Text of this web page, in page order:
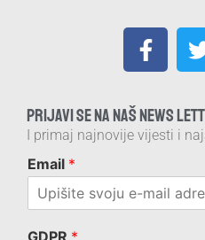
PRIJAVI SE NA NAŠ NEWS
I primaj najnovije vijesti i
Email *